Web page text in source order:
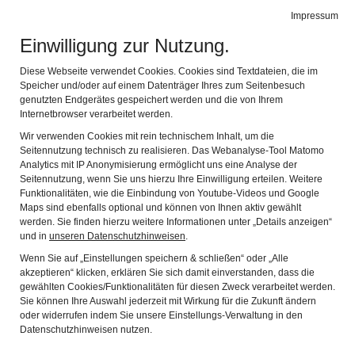
Impressum
Einwilligung zur Nutzung.
Diese Webseite verwendet Cookies. Cookies sind Textdateien, die im
Speicher und/oder auf einem Datenträger Ihres zum Seitenbesuch
genutzten Endgerätes gespeichert werden und die von Ihrem
Internetbrowser verarbeitet werden.
Wir verwenden Cookies mit rein technischem Inhalt, um die
Seitennutzung technisch zu realisieren. Das Webanalyse-Tool Matomo
Analytics mit IP Anonymisierung ermöglicht uns eine Analyse der
Seitennutzung, wenn Sie uns hierzu Ihre Einwilligung erteilen. Weitere
Funktionalitäten, wie die Einbindung von Youtube-Videos und Google
Maps sind ebenfalls optional und können von Ihnen aktiv gewählt
werden. Sie finden hierzu weitere Informationen unter „Details anzeigen“
und in unseren Datenschutzhinweisen.
Wenn Sie auf „Einstellungen speichern & schließen“ oder „Alle
akzeptieren“ klicken, erklären Sie sich damit einverstanden, dass die
gewählten Cookies/Funktionalitäten für diesen Zweck verarbeitet werden.
Sie können Ihre Auswahl jederzeit mit Wirkung für die Zukunft ändern
oder widerrufen indem Sie unsere Einstellungs-Verwaltung in den
Datenschutzhinweisen nutzen.
„Rucksack Gepackt!“
Angebote für den Schulwandertag
Die Idee
Schulwandertage bieten den passenden Rahmen, um das
Region zu erkunden. Dabei haben sich die Wandertage in
den letzten Jahren stark gewandelt, sie sind heute zuallererst
bunte Exkursionstage. Das Wandern ist dabei eine
Möglichkeit unter vielen.
Auch Museen werden immer häufiger zum Wandertagsziel.